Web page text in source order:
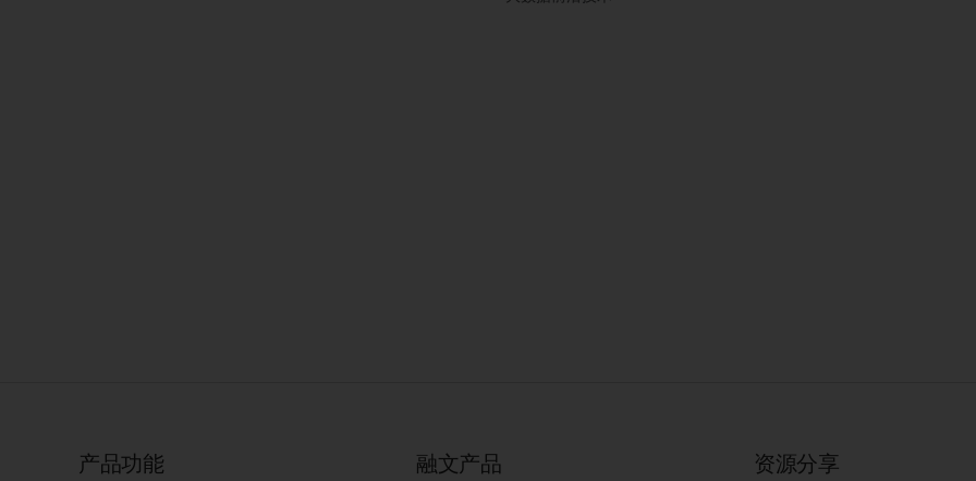
产品功能 融文产品 资源分享